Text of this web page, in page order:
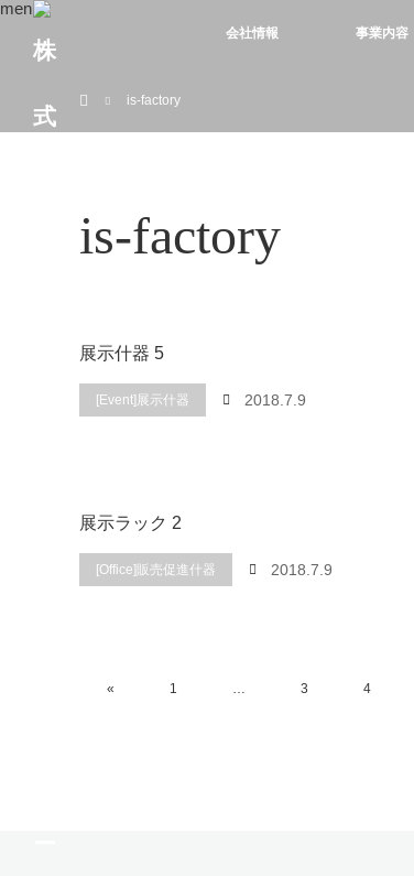
menu
会社情報 事業内容
is-factory
is-factory
展示什器 5
[Event]展示什器 2018.7.9
展示ラック 2
[Office]販売促進什器 2018.7.9
« 1 … 3 4